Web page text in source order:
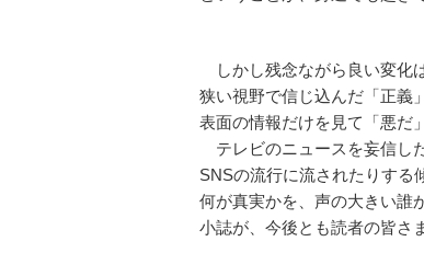
しかし残念ながら良い変化
狭い視野で信じ込んだ「正義
表面の情報だけを見て「悪だ
テレビのニュースを妄信した
SNSの流行に流されたりする
何が真実かを、声の大きい誰
小誌が、今後とも読者の皆さ